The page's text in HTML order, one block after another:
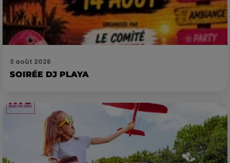
3 août 2026
SOIRÉE DJ PLAYA